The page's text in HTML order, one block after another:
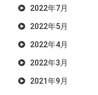
2022年7月
2022年5月
2022年4月
2022年3月
2021年9月